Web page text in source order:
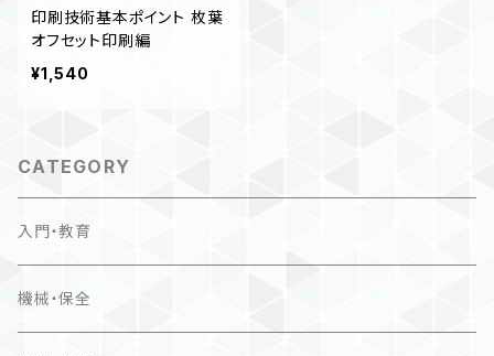
印刷技術基本ポイント 枚葉
オフセット印刷編
¥1,540
CATEGORY
入門・教育
機械・保全